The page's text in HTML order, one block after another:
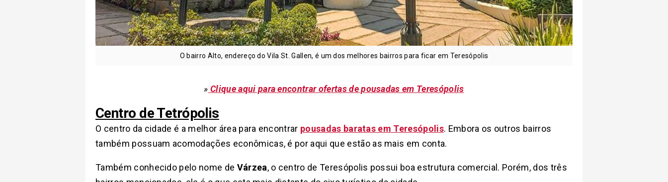
O bairro Alto, endereço do Vila St. Gallen, é um dos melhores bairros para ficar em Teresópolis
» Clique aqui para encontrar ofertas de pousadas em Teresópolis
Centro de Tetrópolis
O centro da cidade é a melhor área para encontrar pousadas baratas em Teresópolis. Embora os outros bairros
também possuam acomodações econômicas, é por aqui que estão as mais em conta.
Também conhecido pelo nome de Várzea, o centro de Teresópolis possui boa estrutura comercial. Porém, dos três